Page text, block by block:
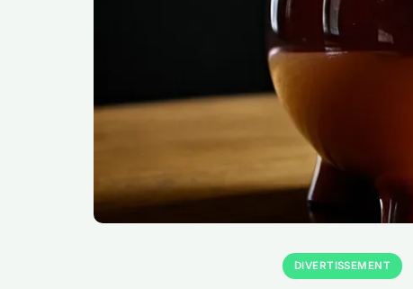
DIVERTISSEMENT